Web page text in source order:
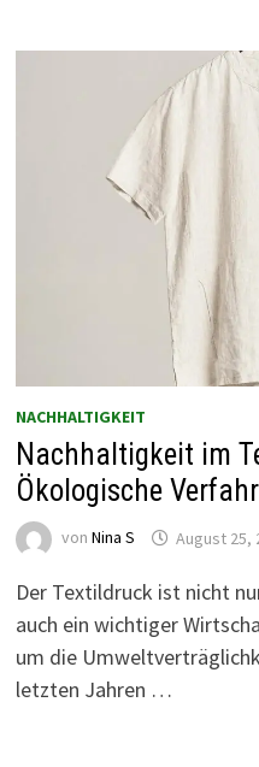
NACHHALTIGKEIT
Nachhaltigkeit im
Ökologische
von Nina S August 25,
Der Textildruck ist nicht
auch ein wichtiger
um die
letzten Jahren …